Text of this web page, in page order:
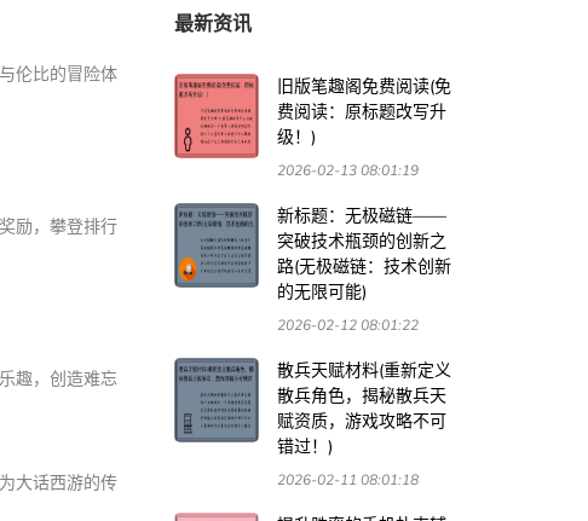
伦比的冒险体
励，攀登排行
趣，创造难忘
大话西游的传
最新资讯
旧版笔趣阁免费阅读(免
费阅读：原标题改写升
级！)
2026-02-13 08:01:19
新标题：无极磁链——
突破技术瓶颈的创新之
路(无极磁链：技术创新
的无限可能)
2026-02-12 08:01:22
散兵天赋材料(重新定义
散兵角色，揭秘散兵天
赋资质，游戏攻略不可
错过！)
2026-02-11 08:01:18